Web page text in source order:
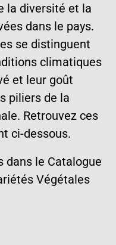
la diversité et la
dans le pays.
se distinguent
climatiques
et leur goût
piliers de la
Retrouvez ces
ci-dessous.
dans le Catalogue
Végétales